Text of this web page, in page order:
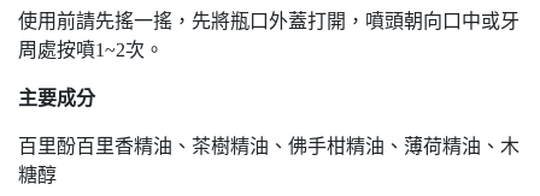
使用前請先搖一搖，先將瓶口外蓋打開，噴頭朝向口中或牙
周處按噴1~2次。
主要成分
百里酚百里香精油、茶樹精油、佛手柑精油、薄荷精油、木
糖醇